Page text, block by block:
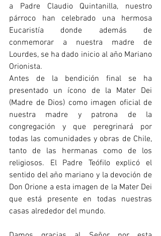
a Padre Claudio Quintanilla, nuestro
párroco han celebrado una hermosa
Eucaristía donde además de
conmemorar a nuestra madre de
Lourdes, se ha dado inicio al año Mariano
Orionista.
Antes de la bendición final se ha
presentado un ícono de la Mater Dei
(Madre de Dios) como imagen oficial de
nuestra madre y patrona de la
congregación y que peregrinará por
todas las comunidades y obras de Chile,
tanto de las hermanas como de los
religiosos. El Padre Teófilo explicó el
sentido del año mariano y la devoción de
Don Orione a esta imagen de la Mater Dei
que está presente en todas nuestras
casas alrededor del mundo.